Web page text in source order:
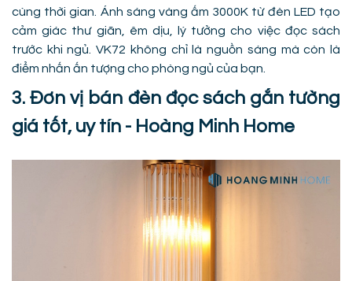
cùng thời gian. Ánh sáng vàng ấm 3000K từ đèn LED tạo
cảm giác thư giãn, êm dịu, lý tưởng cho việc đọc sách
trước khi ngủ. VK72 không chỉ là nguồn sáng mà còn là
điểm nhấn ấn tượng cho phòng ngủ của bạn.
3. Đơn vị bán đèn đọc sách gắn tường
giá tốt, uy tín - Hoàng Minh Home